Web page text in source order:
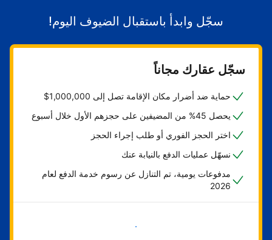
سجّل وابدأ باستقبال الضيوف اليوم!
سجّل عقارك مجاناً
حماية ضد أضرار مكان الإقامة تصل إلى 1,000,000$
يحصل 45% من المضيفين على حجزهم الأول خلال أسبوع
اختر الحجز الفوري أو طلب إجراء الحجز
نسهّل عمليات الدفع بالنيابة عنك
مدفوعات يومية، تم التنازل عن رسوم خدمة الدفع لعام
2026
ابدأ الآن